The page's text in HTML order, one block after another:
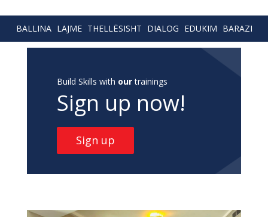
BALLINA LAJME THELLËSISHT DIALOG EDUKIM BARAZI
Build Skills with ourtrainings
Sign up now!
Sign up